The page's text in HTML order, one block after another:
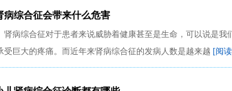
病综合征会带来什么危害
肾病综合征对于患者来说威胁着健康甚至是生命，可以说是
受巨大的疼痛。而近年来肾病综合征的发病人数是越来越 [阅